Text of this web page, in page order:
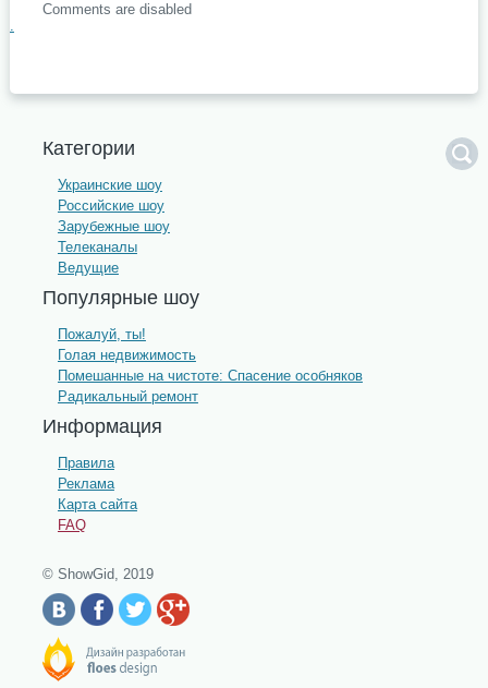
Comments are disabled
.
Категории
Украинские шоу
Российские шоу
Зарубежные шоу
Телеканалы
Ведущие
Популярные шоу
Пожалуй, ты!
Голая недвижимость
Помешанные на чистоте: Спасение особняков
Радикальный ремонт
Информация
Правила
Реклама
Карта сайта
FAQ
© ShowGid, 2019